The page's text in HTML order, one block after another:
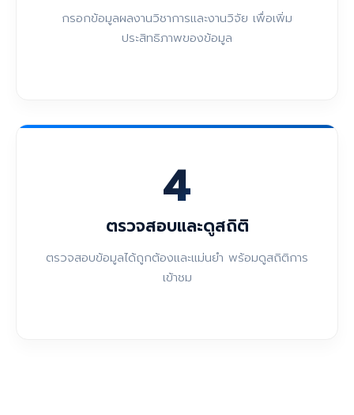
กรอกข้อมูลผลงานวิชาการและงานวิจัย เพื่อเพิ่ม
ประสิทธิภาพของข้อมูล
4
ตรวจสอบและดูสถิติ
ตรวจสอบข้อมูลได้ถูกต้องและแม่นยำ พร้อมดูสถิติการ
เข้าชม